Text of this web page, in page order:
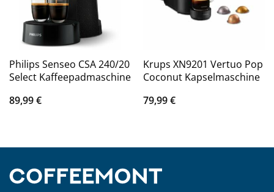
Philips Senseo CSA 240/20
Select Kaffeepadmaschine
89,99€
Krups XN9201 Vertuo Pop
Coconut Kapselmaschine
79,99€